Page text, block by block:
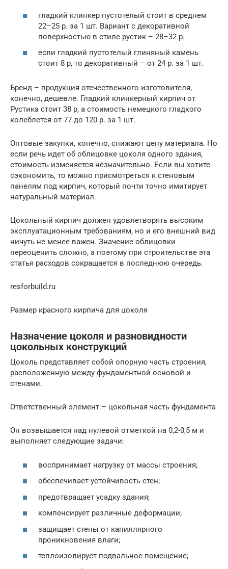
гладкий клинкер пустотелый стоит в среднем
22–25 р. за 1 шт. Вариант с декоративной
поверхностью в стиле рустик – 28–32 р.
если гладкий пустотелый глиняный камень
стоит 8 р, то декоративный – от 24 р. за 1 шт.
Бренд – продукция отечественного изготовителя,
конечно, дешевле. Гладкий клинкерный кирпич от
Рустика стоит 38 р, а стоимость немецкого гладкого
колеблется от 77 до 120 р. за 1 шт.
Оптовые закупки, конечно, снижают цену материала. Но
если речь идет об облицовке цоколя одного здания,
стоимость изменяется незначительно. Если вы хотите
сэкономить, то можно присмотреться к стеновым
панелям под кирпич, который почти точно имитирует
натуральный материал.
Цокольный кирпич должен удовлетворять высоким
эксплуатационным требованиям, но и его внешний вид
ничуть не менее важен. Значение облицовки
переоценить сложно, а поэтому при строительстве эта
статья расходов сокращается в последнюю очередь.
resforbuild.ru
Размер красного кирпича для цоколя
Назначение цоколя и разновидности
цокольных конструкций
Цоколь представляет собой опорную часть строения,
расположенную между фундаментной основой и
стенами.
Ответственный элемент – цокольная часть фундамента
Он возвышается над нулевой отметкой на 0,2-0,5 м и
выполняет следующие задачи:
воспринимает нагрузку от массы строения;
обеспечивает устойчивость стен;
предотвращает усадку здания;
компенсирует различные деформации;
защищает стены от капиллярного
проникновения влаги;
теплоизолирует подвальное помещение;